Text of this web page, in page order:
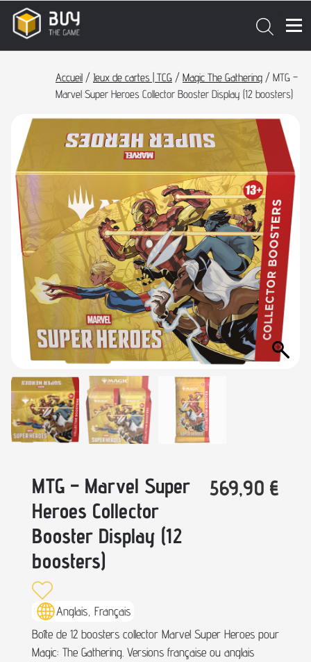
Accueil / Jeux de cartes | TCG / Magic The Gathering / MTG –
Marvel Super Heroes Collector Booster Display (12 boosters)
MTG – Marvel Super
Heroes Collector
Booster Display (12
boosters)
569,90 €
Anglais, Français
Boîte de 12 boosters collector Marvel Super Heroes pour
Magic: The Gathering. Versions française ou anglais